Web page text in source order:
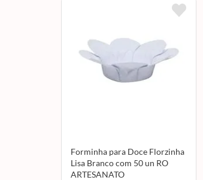
Forminha para Doce Florzinha
Lisa Branco com 50 un RO
ARTESANATO